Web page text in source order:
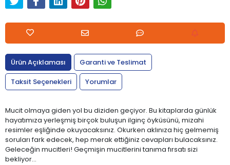
Ürün Açıklaması
Garanti ve Teslimat
Taksit Seçenekleri
Yorumlar
Mucit olmaya giden yol bu diziden geçiyor. Bu kitaplarda günlük
hayatımıza yerleşmiş birçok buluşun ilginç öyküsünü, mizahi
resimler eşliğinde okuyacaksınız. Okurken aklınıza hiç gelmemiş
soruları fark edecek, hep merak ettiğiniz cevapları bulacaksınız.
Geleceğin mucitleri! Geçmişin mucitlerini tanıma fırsatı sizi
bekliyor...